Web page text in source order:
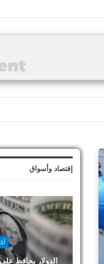
إقتصاد وأسواق
الدولار يحافظ